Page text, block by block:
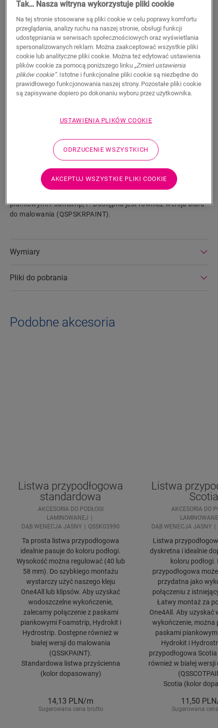
26,20
Sugerowana cena brutto
WYSZUKAJ
Właściwości produktu
podłogi. Praktyczne rowki na kable z tyłu. Listwę
przypodłogową można łatwo zamontować za pomocą
naszego kleju One4All lub szyny. Do łączenia wielu listew
należy użyć kołków NEPLUG (nie zawarto w zestawie).
Sprawdzą się one nawet w narożnikach. Aby uzyskać
piankowymi Foamstrip, i . Dostępna jest również wersja biała
do malowania (QSPSKRPAINT).
Wymiary
Pliki do pobrania
Podobne akcesoria
Listwa przypodłogowa
standardowa
AKCESORIA DO PODŁOGI
LAMINOWANEJ
DĄB WENECJA JASNY
QSSK03990
Ta prosta listwa przypodłogowa
idealnie pasuje do koloru podłogi.
Wysokość można regulować (40 lub
58 mm). Do szybkiego montażu
wystarczy użyć naszego kleju
One4All lub klipsów. Aby uzyskać
wodoszczelne wykończenie,
zalecamy połączenie z paskami
piankowymi Foamstrip, Hydrokit i
Hydrostrip. Dostępne również w
białej wersji do malowania
(QSSKPAINT).
Standardowa listwa przyścienna
(kolor dopasowany)
14,13 PLN/m
Sugerowana cena brutto
Listwa
Scotia
AKCESORIA DO
DĄB WENECJA JASNY
Listwa
dyskretna i idealnie
koloru
przypodłogowa
przydatna jako
połączeniu z
Łatwy montaż za
One4All. Aby uzyskać
wykończenie, można
paskami
Hydrokit i
przypodłogowa
również w białej
Scotia (kolor
11,50
Sugerowana
Tak… Nasza witryna wykorzystuje pliki cookie
Na tej stronie stosowane są pliki cookie w celu poprawy komfortu
przeglądania, analizy ruchu na naszej stronie, obsługi funkcji
udostępniania w serwisach społecznościowych oraz wyświetlania
spersonalizowanych reklam. Można zaakceptować wszystkie pliki
cookie lub analityczne pliki cookie. Można też edytować ustawienia
plików cookie za pomocą poniższego linku „Zmień ustawienia
plików cookie”. Istotne i funkcjonalne pliki cookie są niezbędne do
prawidłowego funkcjonowania naszej strony. Pozostałe pliki cookie
są zapisywane dopiero po dokonaniu wyboru przez użytkownika.
USTAWIENIA PLIKÓW COOKIE
ODRZUCENIE WSZYSTKICH
AKCEPTUJ WSZYSTKIE PLIKI COOKIE